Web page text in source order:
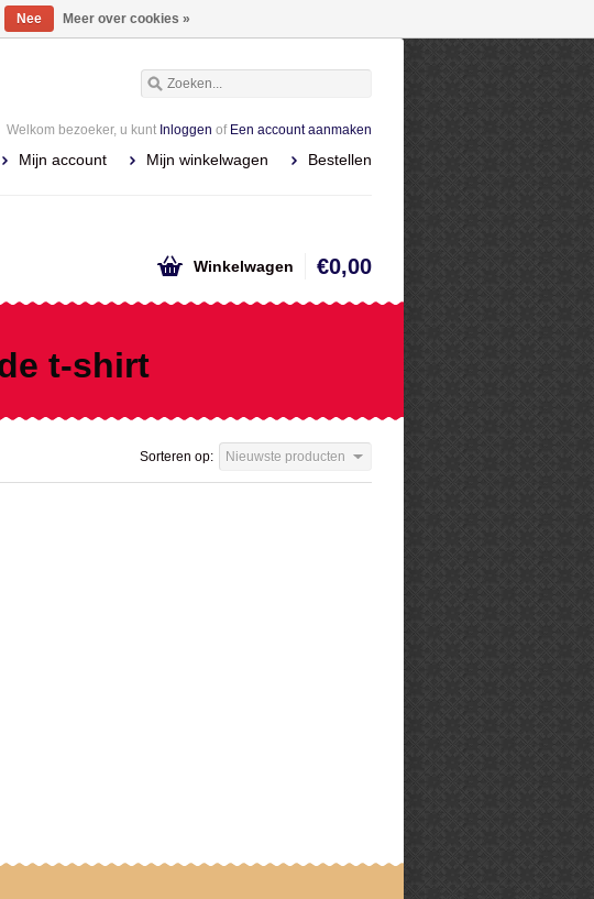
Welkom bezoeker, u kunt Inloggen of Een account aanmaken
Mijn account Mijn winkelwagen Bestellen
Winkelwagen €0,00
t-shirt
Sorteren op: Nieuwste producten
Nee Meer over cookies »